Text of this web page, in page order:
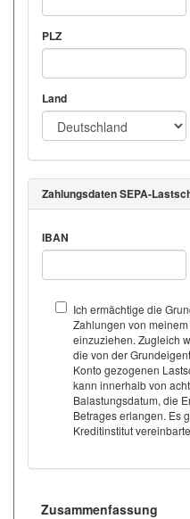
PLZ
Land
Zahlungsdaten SEPA-
IBAN
Ich ermächtige die
Zahlungen von
einzuziehen. Zugleich
die von der
Konto gezogenen
kann innerhalb von
Balastungsdatum, die
Betrages erlangen. Es
Kreditinstitut
Zusammenfassung